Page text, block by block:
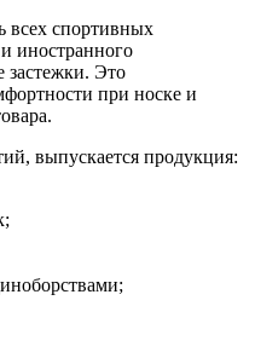
всех спортивных
иностранного
застежки. Это
при носке и
выпускается продукция: